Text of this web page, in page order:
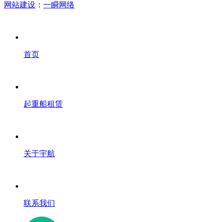
网站建设 ： 一瞬网络
首页
起重船租赁
关于宇航
联系我们